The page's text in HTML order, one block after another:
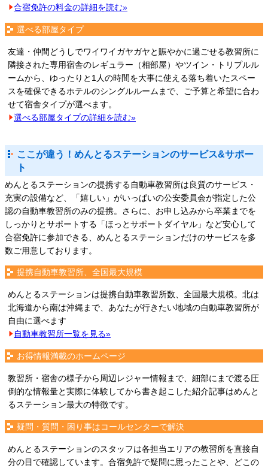
合宿免許の料金の詳細を読む»
選べる部屋タイプ
友達・仲間どうしでワイワイガヤガヤと賑やかに過ごせる教習所に
隣接された専用宿舎のレギュラー（相部屋）やツイン・トリプルル
ームから、ゆったりと1人の時間を大事に使える落ち着いたスペー
スを確保できるホテルのシングルルームまで、ご予算と希望に合わ
せて宿舎タイプが選べます。
選べる部屋タイプの詳細を読む»
ここが違う！めんとるステーションのサービス&サポー
ト
めんとるステーションの提携する自動車教習所は良質のサービス・
充実の設備など、「嬉しい」がいっぱいの公安委員会が指定した公
認の自動車教習所のみの提携。さらに、お申し込みから卒業までを
しっかりとサポートする「ほっとサポートダイヤル」など安心して
合宿免許に参加できる、めんとるステーションだけのサービスを多
数ご用意しております。
提携自動車教習所、全国最大規模
めんとるステーションは提携自動車教習所数、全国最大規模。北は
北海道から南は沖縄まで、あなたが行きたい地域の自動車教習所が
自由に選べます
自動車教習所一覧を見る»
お得情報満載のホームページ
教習所・宿舎の様子から周辺レジャー情報まで、細部にまで渡る圧
倒的な情報量と実際に体験してから書き起こした紹介記事はめんと
るステーション最大の特徴です。
疑問・質問・困り事はコールセンターで解決
めんとるステーションのスタッフは各担当エリアの教習所を直接自
分の目で確認しています。合宿免許で疑問に思ったことや、どこの